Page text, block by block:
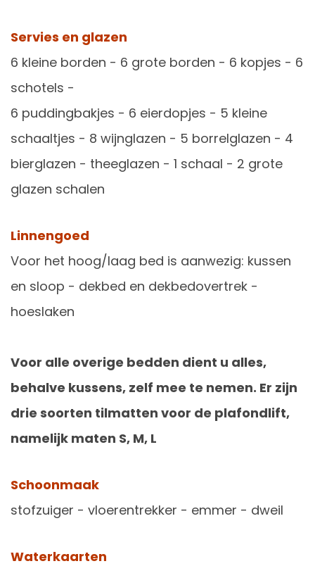
Servies en glazen
6 kleine borden - 6 grote borden - 6 kopjes - 6
schotels -
6 puddingbakjes - 6 eierdopjes - 5 kleine
schaaltjes - 8 wijnglazen - 5 borrelglazen - 4
bierglazen - theeglazen - 1 schaal - 2 grote
glazen schalen
Linnengoed
Voor het hoog/laag bed is aanwezig: kussen
en sloop - dekbed en dekbedovertrek -
hoeslaken
Voor alle overige bedden dient u alles,
behalve kussens, zelf mee te nemen. Er zijn
drie soorten tilmatten voor de plafondlift,
namelijk maten S, M, L
Schoonmaak
stofzuiger - vloerentrekker - emmer - dweil
Waterkaarten